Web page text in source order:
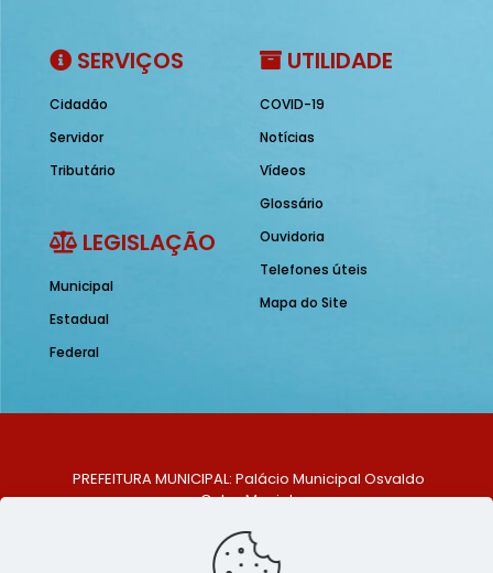
SERVIÇOS
Cidadão
Servidor
Tributário
LEGISLAÇÃO
Municipal
Estadual
Federal
UTILIDADE
COVID-19
Notícias
Vídeos
Glossário
Ouvidoria
Telefones úteis
Mapa do Site
PREFEITURA MUNICIPAL: Palácio Municipal Osvaldo
Celso Maciel
Centro, São Bento do Una - PE. CEP: 553370-128
TELEFONE: (81) 99548-1569